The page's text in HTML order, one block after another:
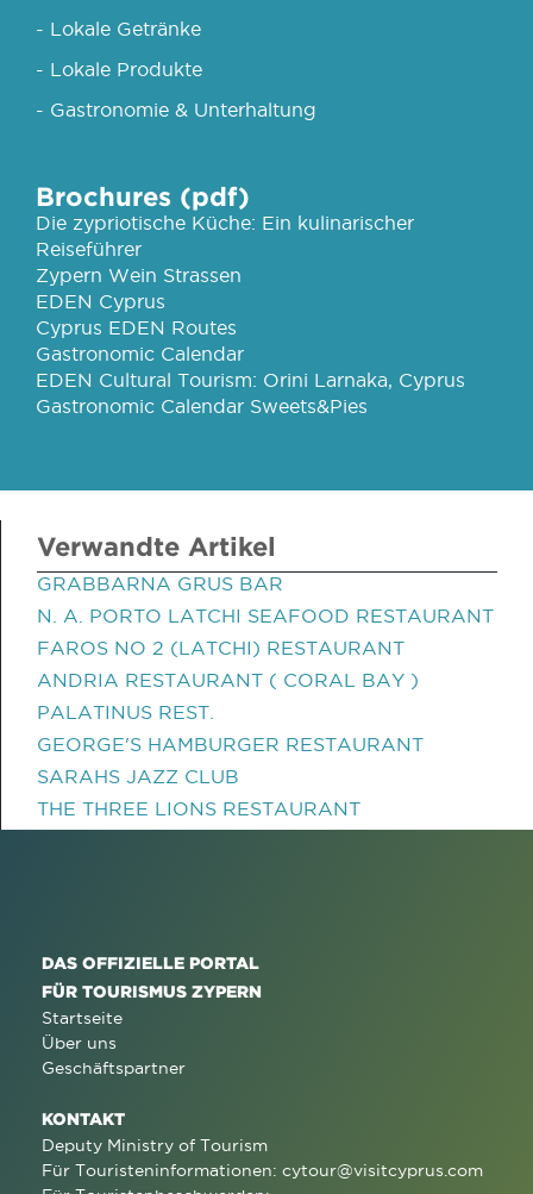
- Lokale Getränke
- Lokale Produkte
- Gastronomie & Unterhaltung
Brochures (pdf)
Die zypriotische Küche: Ein kulinarischer
Reiseführer
Zypern Wein Strassen
EDEN Cyprus
Cyprus EDEN Routes
Gastronomic Calendar
EDEN Cultural Tourism: Orini Larnaka, Cyprus
Gastronomic Calendar Sweets&Pies
Verwandte Artikel
GRABBARNA GRUS BAR
N. A. PORTO LATCHI SEAFOOD RESTAURANT
FAROS NO 2 (LATCHI) RESTAURANT
ANDRIA RESTAURANT ( CORAL BAY )
PALATINUS REST.
GEORGE'S HAMBURGER RESTAURANT
SARAHS JAZZ CLUB
THE THREE LIONS RESTAURANT
DAS OFFIZIELLE PORTAL
FÜR TOURISMUS ZYPERN
Startseite
Über uns
Geschäftspartner
KONTAKT
Deputy Ministry of Tourism
Für Touristeninformationen: cytour@visitcyprus.com